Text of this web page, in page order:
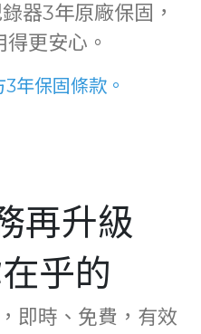
器3年原廠保固，
更安心。
年保固條款。
再升級
乎的
即時、免費，有效